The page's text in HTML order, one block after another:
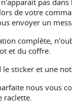
de votre
envoyer un
complète,
et du coffre.
sticker et une
nous vous
raclette.